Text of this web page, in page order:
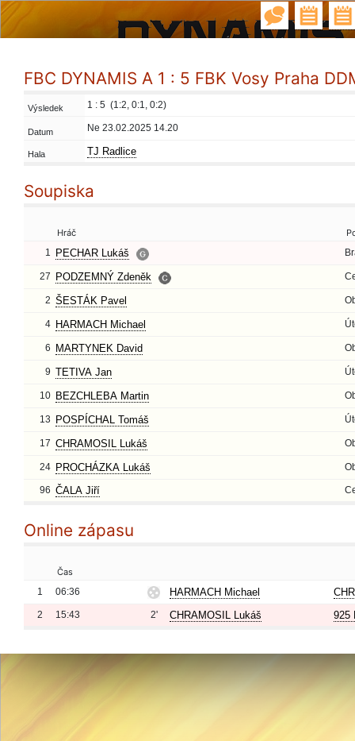
FBC DYNAMIS A 1 : 5 FBK Vosy Praha
Výsledek 1 : 5 (1:2, 0:1, 0:2)
Datum Ne 23.02.2025 14.20
Hala TJ Radlice
Soupiska
Hráč
1
PECHAR Lukáš
27 PODZEMNÝ Zdeněk
2 ŠESTÁK Pavel
4 HARMACH Michael
6 MARTYNEK David
9 TETIVA Jan
10 BEZCHLEBA Martin
13 POSPÍCHAL Tomáš
17 CHRAMOSIL Lukáš
24 PROCHÁZKA Lukáš
96 ČALA Jiří
Online zápasu
Čas
1
06:36 HARMACH Michael
2 15:43 2' CHRAMOSIL Lukáš 925